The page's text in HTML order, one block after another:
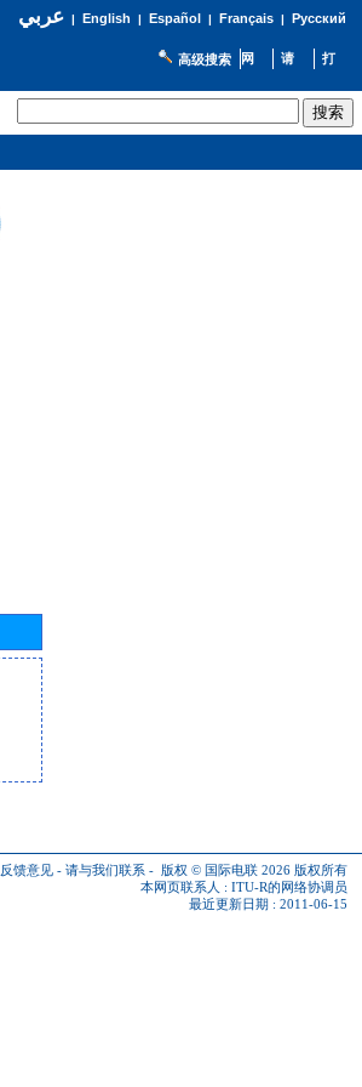
عربي| English | Español | Français| Русский
高级搜索
反馈意见 - 请与我们联系 - 版权 © 国际电联 2026 版权所有
本网页联系人 : ITU-R的网络协调员
最近更新日期 : 2011-06-15